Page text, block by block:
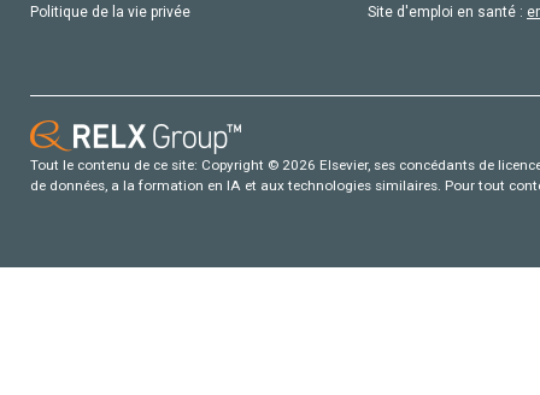
Politique de la vie privée
Site d'emploi en santé :
Tout le contenu de ce site: Copyright © 2026 Elsevier, ses concédants de
de données, a la formation en IA et aux technologies similaires. Pour tout